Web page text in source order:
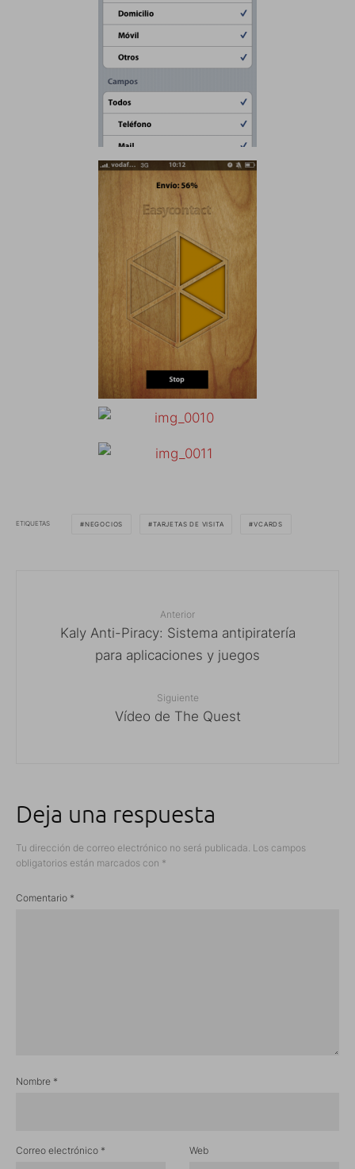
ETIQUETAS NEGOCIOS TARJETAS DE VISITA VCARDS
Anterior
Kaly Anti-Piracy: Sistema antipiratería
para aplicaciones y juegos
Siguiente
Vídeo de The Quest
Deja una respuesta
Tu dirección de correo electrónico no será publicada. Los campos
obligatorios están marcados con *
Comentario *
Nombre *
Correo electrónico * Web